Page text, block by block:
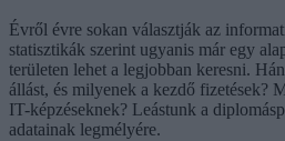
Évről évre sokan választják az
statisztikák szerint ugyanis már egy
területen lehet a legjobban keresni.
állást, és milyenek a kezdő fizetések?
IT-képzéseknek? Leástunk a
adatainak legmélyére.